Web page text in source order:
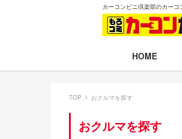
カーコンビニ倶楽部のカー
HOME
TOP おクルマを探す
おクルマを探す